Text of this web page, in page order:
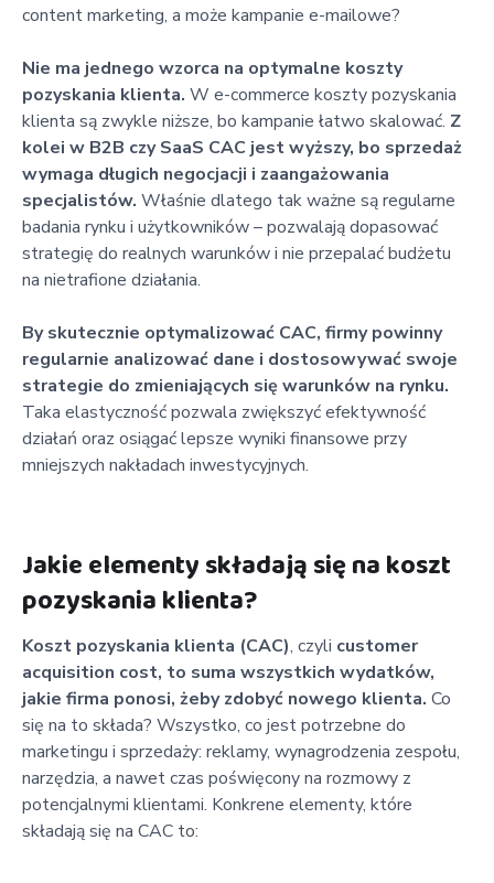
content marketing, a może kampanie e-mailowe?
Nie ma jednego wzorca na optymalne koszty
pozyskania klienta. W e-commerce koszty pozyskania
klienta są zwykle niższe, bo kampanie łatwo skalować. Z
kolei w B2B czy SaaS CAC jest wyższy, bo sprzedaż
wymaga długich negocjacji i zaangażowania
specjalistów. Właśnie dlatego tak ważne są regularne
badania rynku i użytkowników – pozwalają dopasować
strategię do realnych warunków i nie przepalać budżetu
na nietrafione działania.
By skutecznie optymalizować CAC, firmy powinny
regularnie analizować dane i dostosowywać swoje
strategie do zmieniających się warunków na rynku.
Taka elastyczność pozwala zwiększyć efektywność
działań oraz osiągać lepsze wyniki finansowe przy
mniejszych nakładach inwestycyjnych.
Jakie elementy składają się na koszt
pozyskania klienta?
Koszt pozyskania klienta (CAC), czyli customer
acquisition cost, to suma wszystkich wydatków,
jakie firma ponosi, żeby zdobyć nowego klienta. Co
się na to składa? Wszystko, co jest potrzebne do
marketingu i sprzedaży: reklamy, wynagrodzenia zespołu,
narzędzia, a nawet czas poświęcony na rozmowy z
potencjalnymi klientami. Konkrene elementy, które
składają się na CAC to: